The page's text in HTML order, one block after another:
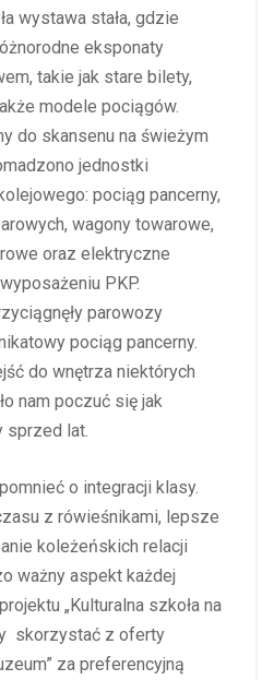
wystawa stała, gdzie
eksponaty
takie jak stare bilety,
modele pociągów.
do skansenu na świeżym
jednostki
pociąg pancerny,
wagony towarowe,
oraz elektryczne
PKP.
parowozy
pociąg pancerny.
do wnętrza niektórych
nam poczuć się jak
sprzed lat.
o integracji klasy.
z rówieśnikami, lepsze
koleżeńskich relacji
ważny aspekt każdej
„Kulturalna szkoła na
skorzystać z oferty
za preferencyjną